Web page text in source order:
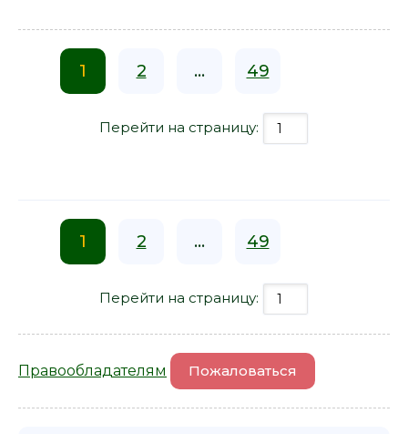
1 2 ... 49
Перейти на страницу:
1 2 ... 49
Перейти на страницу:
Правообладателям Пожаловаться